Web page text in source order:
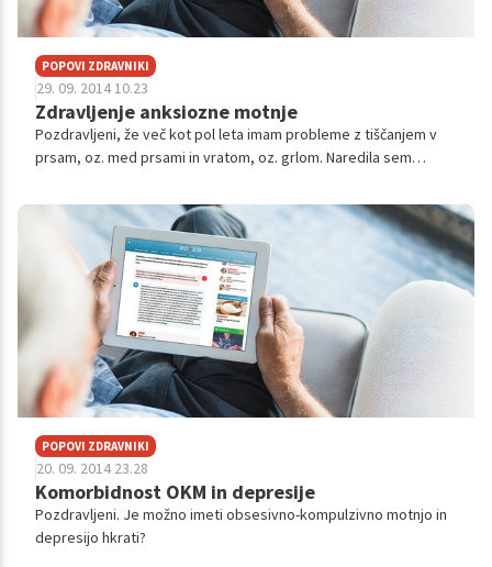
POPOVI ZDRAVNIKI
29. 09. 2014 10.23
Zdravljenje anksiozne motnje
Pozdravljeni, že več kot pol leta imam probleme z tiščanjem v
prsam, oz. med prsami in vratom, oz. grlom. Naredila sem
Zdravnica mi je predpisala...
POPOVI ZDRAVNIKI
20. 09. 2014 23.28
Komorbidnost OKM in depresije
Pozdravljeni. Je možno imeti obsesivno-kompulzivno motnjo in
depresijo hkrati?